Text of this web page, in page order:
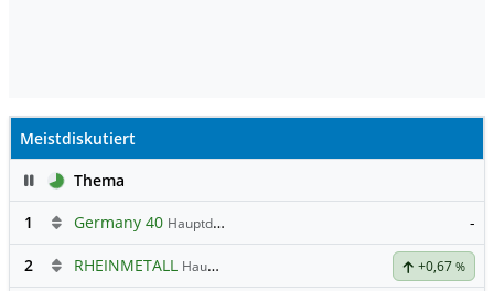
Meistdiskutiert
PauseThema
1
Germany 40 Hauptdiskussion -
2 RHEINMETALL Hauptdiskussion +0,67 %